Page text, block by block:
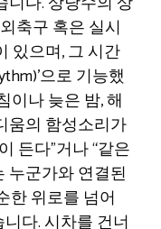
축구 혹은 실시
있으며, 그 시간
으로 기능했
이나 늦은 밤, 해
움의 함성소리가
든다”거나 “같은
누군가와 연결된
한 위로를 넘어
다. 시차를 건너